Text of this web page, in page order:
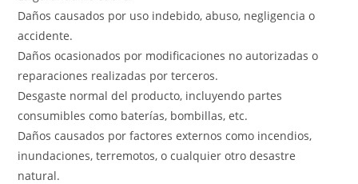
Daños causados por uso indebido, abuso, negligencia o
accidente.
Daños ocasionados por modificaciones no autorizadas o
reparaciones realizadas por terceros.
Desgaste normal del producto, incluyendo partes
consumibles como baterías, bombillas, etc.
Daños causados por factores externos como incendios,
inundaciones, terremotos, o cualquier otro desastre
natural.